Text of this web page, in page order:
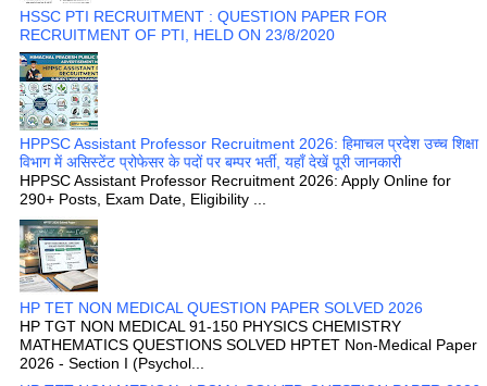
HSSC PTI RECRUITMENT : QUESTION PAPER FOR
RECRUITMENT OF PTI, HELD ON 23/8/2020
HPPSC Assistant Professor Recruitment 2026: हिमाचल प्रदेश उच्च शिक्षा
विभाग में असिस्टेंट प्रोफेसर के पदों पर बम्पर भर्ती, यहाँ देखें पूरी जानकारी
HPPSC Assistant Professor Recruitment 2026: Apply Online for
290+ Posts, Exam Date, Eligibility ...
HP TET NON MEDICAL QUESTION PAPER SOLVED 2026
HP TGT NON MEDICAL 91-150 PHYSICS CHEMISTRY
MATHEMATICS QUESTIONS SOLVED HPTET Non-Medical Paper
2026 - Section I (Psychol...